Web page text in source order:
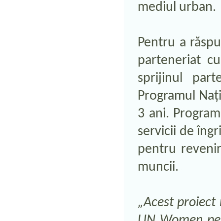
mediul urban.
Pentru a
parteneriat
sprijinul
Programul
3 ani.
servicii de
pentru
muncii.
„Acest